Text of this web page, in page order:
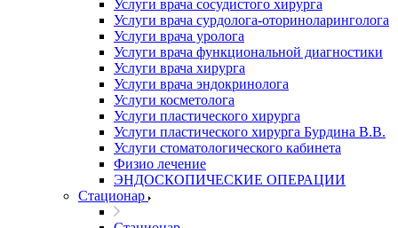
Услуги врача сосудистого хирурга
Услуги врача сурдолога-оториноларинголога
Услуги врача уролога
Услуги врача функциональной диагностики
Услуги врача хирурга
Услуги врача эндокринолога
Услуги косметолога
Услуги пластического хирурга
Услуги пластического хирурга Бурдина В.В.
Услуги стоматологического кабинета
Физио лечение
ЭНДОСКОПИЧЕСКИЕ ОПЕРАЦИИ
Стационар